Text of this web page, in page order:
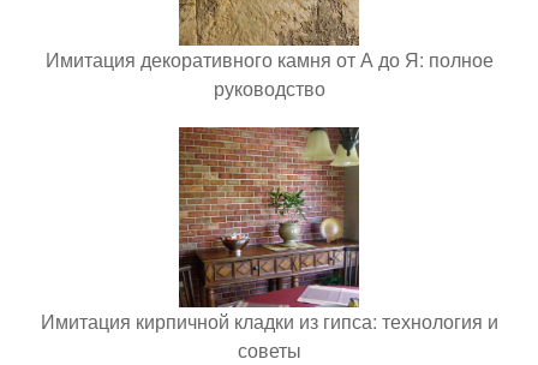
Имитация декоративного камня от А до Я: полное
руководство
Имитация кирпичной кладки из гипса: технология и
советы